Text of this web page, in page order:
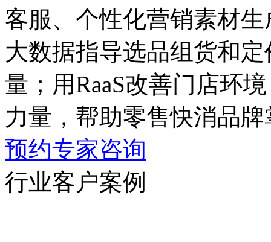
客服、个性化营销素材
大数据指导选品组货和定
量；用RaaS改善门店环境
力量，帮助零售快消品
预约专家咨询
行业客户案例